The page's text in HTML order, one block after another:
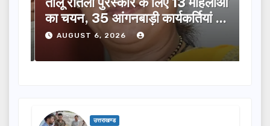
का चयन, 35 आंगनबाड़ी कार्यकर्तियां भी
होंगी सम्मानित…
AUGUST 6, 2026
उत्तराखण्ड